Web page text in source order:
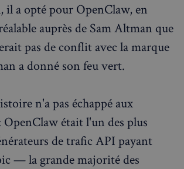
a opté pour OpenClaw, en
auprès de Sam Altman que
pas de conflit avec la marque
a donné son feu vert.
n'a pas échappé aux
OpenClaw était l'un des plus
de trafic API payant
— la grande majorité des